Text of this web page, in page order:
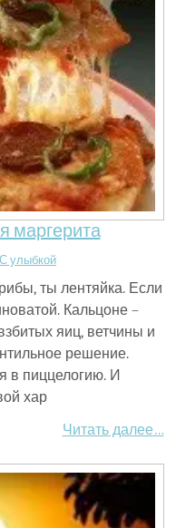
маргерита
С улыбкой
ты лентяйка. Если
Кальцоне –
яиц, ветчины и
решение.
в пиццелогию. И
хар
Читать далее…